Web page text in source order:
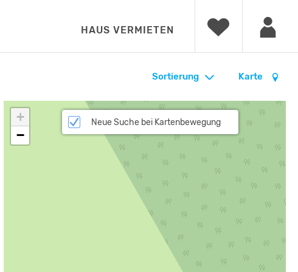
HAUS VERMIETEN
Karte
Sortierung
+
−
Neue Suche bei Kartenbewegung